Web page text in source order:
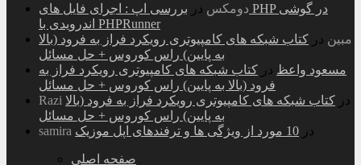
دومکس در بررسی اپ : اجرای فایل های PHP در گوشی
اندرویدی با PHPRunner
مبین در کتاب شبکه های کامپیوتری رویکرد فراز به فرود (بالا
به پایین) راس کوروس + حل مسائل
مسعود واعظ در کتاب شبکه های کامپیوتری رویکرد فراز به
فرود (بالا به پایین) راس کوروس + حل مسائل
Razi
در کتاب شبکه های کامپیوتری رویکرد فراز به فرود (بالا
به پایین) راس کوروس + حل مسائل
samira
در 10 مورد از ویژگی ها و ترفندهای اپل موزیک
صفحه اصلی